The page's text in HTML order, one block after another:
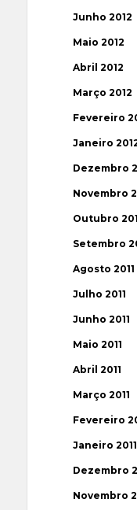
Junho 2012
Maio 2012
Abril 2012
Março 2012
Fevereiro
Janeiro
Dezembro
Novembro
Outubro
Setembro
Agosto 2011
Julho 2011
Junho 2011
Maio 2011
Abril 2011
Março 2011
Fevereiro
Janeiro 2011
Dezembro
Novembro